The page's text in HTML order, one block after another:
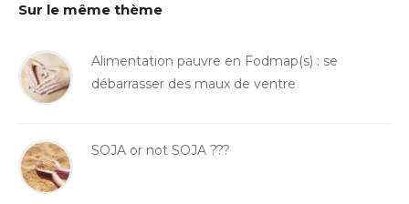
Sur le même thème
Alimentation pauvre en Fodmap(s) : se
débarrasser des maux de ventre
SOJA or not SOJA ???